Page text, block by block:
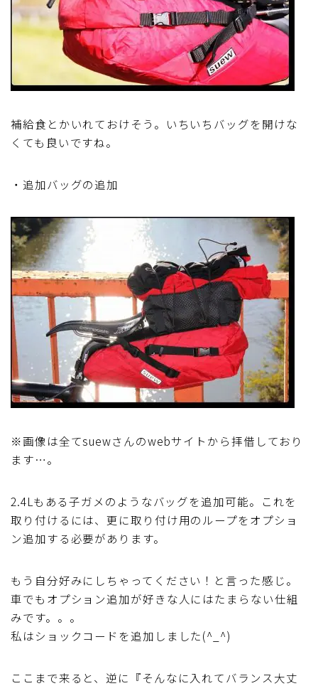
補給食とかいれておけそう。いちいちバッグを開けな
くても良いですね。
・追加バッグの追加
※画像は全てsuewさんのwebサイトから拝借しており
ます…。
2.4Lもある子ガメのようなバッグを追加可能。これを
取り付けるには、更に取り付け用のループをオプショ
ン追加する必要があります。
もう自分好みにしちゃってください！と言った感じ。
車でもオプション追加が好きな人にはたまらない仕組
みです。。。
私はショックコードを追加しました(^_^)
ここまで来ると、逆に『そんなに入れてバランス大丈